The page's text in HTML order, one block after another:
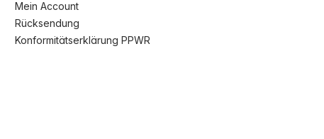
Mein Account
Rücksendung
Konformitätserklärung PPWR